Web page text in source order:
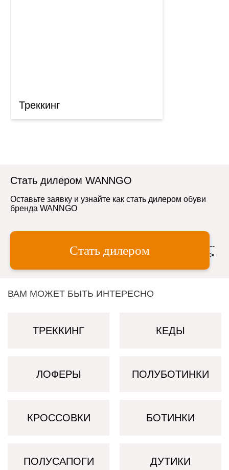
Треккинг
Стать дилером WANNGO
Оставьте заявку и узнайте как стать дилером обуви
бренда WANNGO
Стать дилером
--
>
ВАМ МОЖЕТ БЫТЬ ИНТЕРЕСНО
ТРЕККИНГ КЕДЫ
ЛОФЕРЫ ПОЛУБОТИНКИ
КРОССОВКИ БОТИНКИ
ПОЛУСАПОГИ ДУТИКИ